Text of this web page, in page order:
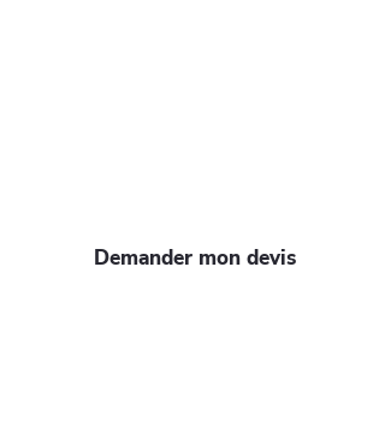
Demander mon devis